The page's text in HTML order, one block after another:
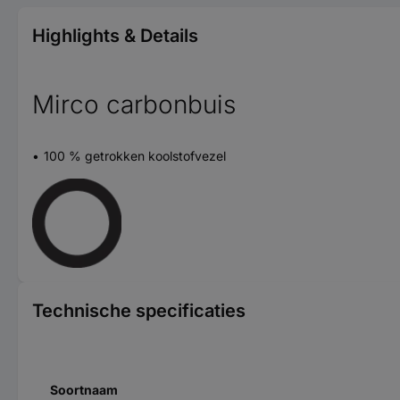
Highlights & Details
Mirco carbonbuis
100 % getrokken koolstofvezel
Technische specificaties
Soortnaam